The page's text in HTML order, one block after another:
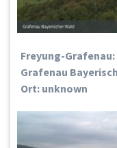
Freyung-
Grafenau
Ort: unknown